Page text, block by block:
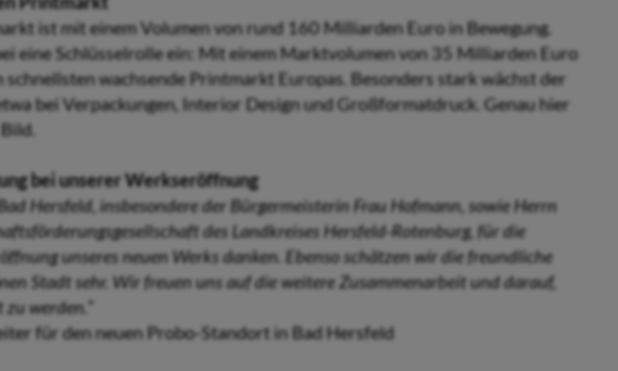
ist mit einem Volumen von rund 160 Milliarden Euro in Bewegung.
eine Schlüsselrolle ein: Mit einem Marktvolumen von 35 Milliarden Euro
schnellsten wachsende Printmarkt Europas. Besonders stark wächst der
bei Verpackungen, Interior Design und Großformatdruck. Genau hier
bei unserer Werkseröffnung
Hersfeld, insbesondere der Bürgermeisterin Frau Hofmann, sowie Herrn
des Landkreises Hersfeld-Rotenburg, für die
unseres neuen Werks danken. Ebenso schätzen wir die freundliche
Stadt sehr. Wir freuen uns auf die weitere Zusammenarbeit und darauf,
werden.“
für den neuen Probo-Standort in Bad Hersfeld